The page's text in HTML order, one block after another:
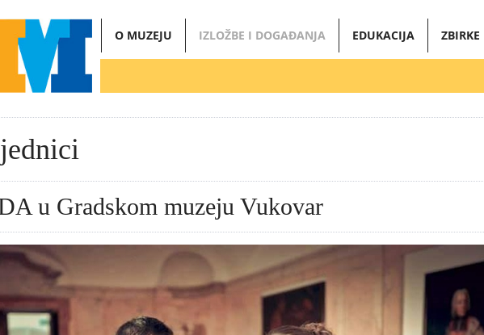
O MUZEJU IZLOŽBE I DOGAĐANJA EDUKACIJA ZBIRKE
u Gradskom muzeju Vukovar